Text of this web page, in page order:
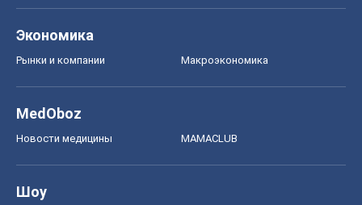
Экономика
Рынки и компании Mакроэкономика
MedOboz
Новости медицины MAMACLUB
Шоу